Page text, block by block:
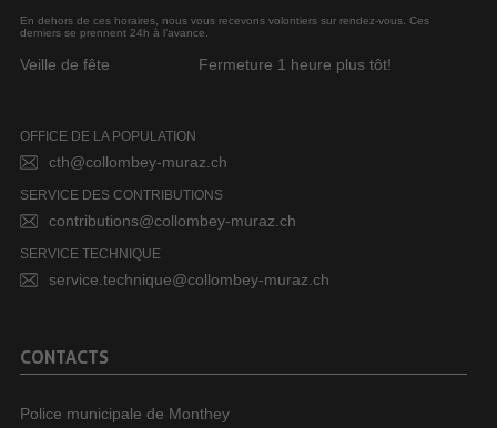
En dehors de ces horaires, nous vous recevons volontiers sur rendez-vous. Ces
derniers se prennent 24h à l’avance.
Veille de fête Fermeture 1 heure plus tôt!
OFFICE DE LA POPULATION
cth@collombey-muraz.ch
SERVICE DES CONTRIBUTIONS
contributions@collombey-muraz.ch
SERVICE TECHNIQUE
service.technique@collombey-muraz.ch
CONTACTS
Police municipale de Monthey